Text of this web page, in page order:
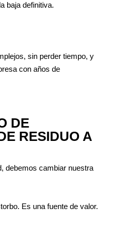
baja definitiva.
sin perder tiempo, y
con años de
DE
RESIDUO A
debemos cambiar nuestra
Es una fuente de valor.